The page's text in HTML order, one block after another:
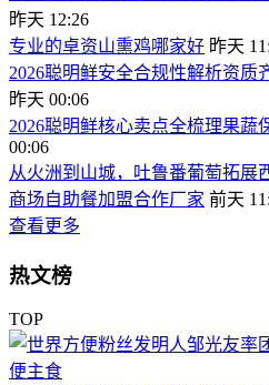
昨天 12:26
专业的卓资山熏鸡哪家好 昨天
2026聪明鲜安全合规性解析资质
昨天 00:06
2026聪明鲜核心卖点全梳理果蔬
00:06
从火洲到山城，吐鲁番葡萄拓展
商场自助餐加盟合作厂家 前天
查看更多
热文榜
TOP